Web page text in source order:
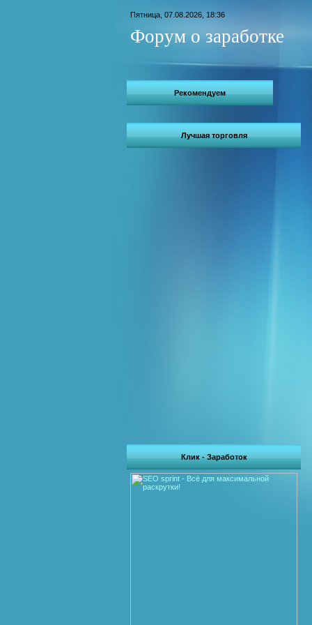
Пятница, 07.08.2026, 18:36
Форум о заработке
Рекомендуем
Лучшая торговля
Клик - Заработок